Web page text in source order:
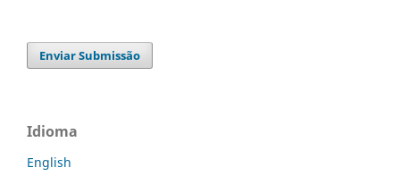
Enviar Submissão
Idioma
English